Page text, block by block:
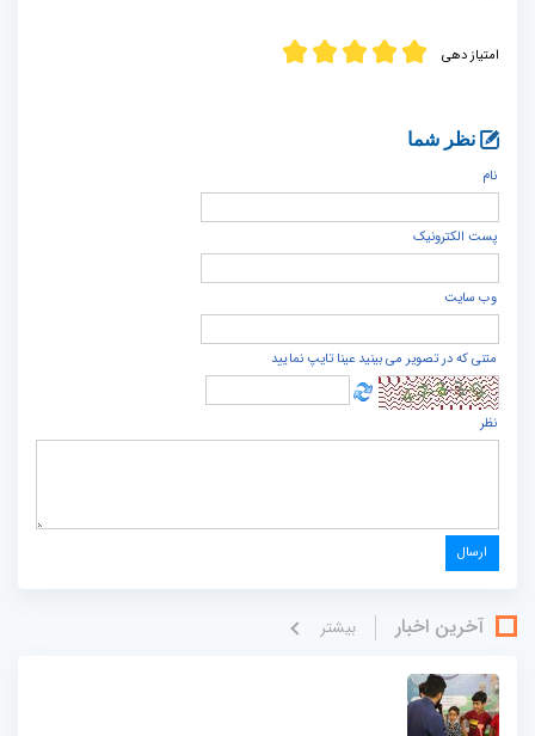
امتیاز دهی
نظر شما
نام
پست الكترونيک
وب سایت
متنی که در تصویر می بینید عینا تایپ نمایید
نظر
آخرین اخبار بيشتر